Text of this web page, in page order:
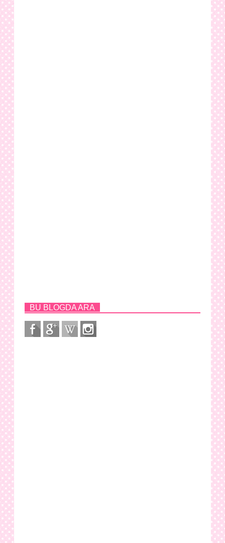
BU BLOGDA ARA